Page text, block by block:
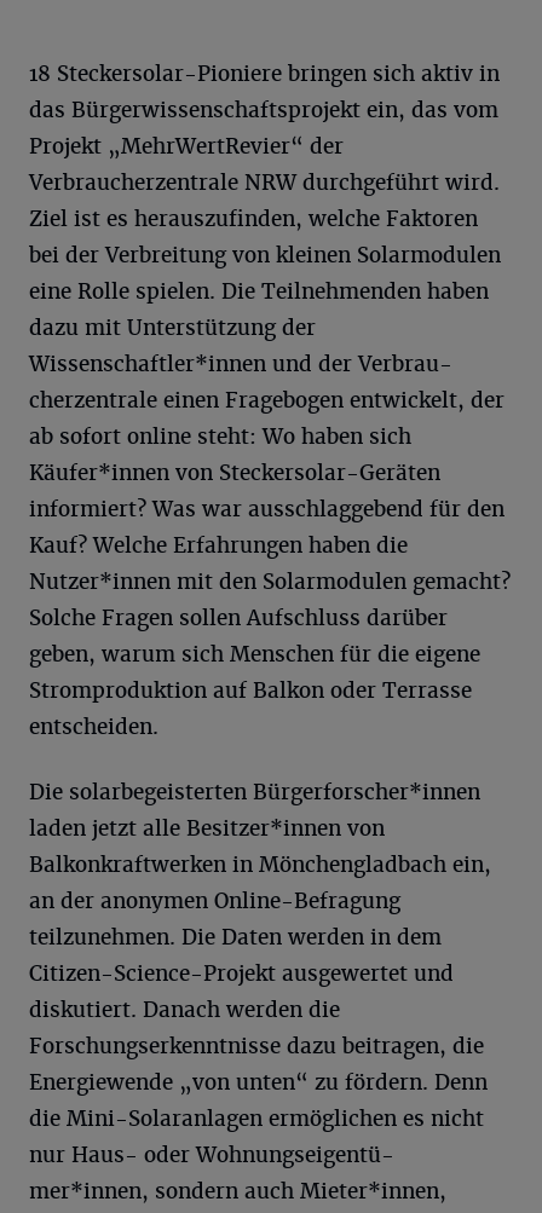
18 Steckersolar-Pioniere bringen sich aktiv in
das Bürgerwissenschaftsprojekt ein, das vom
Projekt „MehrWertRevier“ der
Verbraucherzentrale NRW durchgeführt wird.
Ziel ist es herauszufinden, welche Faktoren
bei der Verbreitung von kleinen Solarmodulen
eine Rolle spielen. Die Teilnehmenden haben
dazu mit Unterstützung der
Wissenschaftler*innen und der Verbrau-
cherzentrale einen Fragebogen entwickelt, der
ab sofort online steht: Wo haben sich
Käufer*innen von Steckersolar-Geräten
informiert? Was war ausschlaggebend für den
Kauf? Welche Erfahrungen haben die
Nutzer*innen mit den Solarmodulen gemacht?
Solche Fragen sollen Aufschluss darüber
geben, warum sich Menschen für die eigene
Stromproduktion auf Balkon oder Terrasse
entscheiden.
Die solarbegeisterten Bürgerforscher*innen
laden jetzt alle Besitzer*innen von
Balkonkraftwerken in Mönchengladbach ein,
an der anonymen Online-Befragung
teilzunehmen. Die Daten werden in dem
Citizen-Science-Projekt ausgewertet und
diskutiert. Danach werden die
Forschungserkenntnisse dazu beitragen, die
Energiewende „von unten“ zu fördern. Denn
die Mini-Solaranlagen ermöglichen es nicht
nur Haus- oder Wohnungseigentü-
mer*innen, sondern auch Mieter*innen,